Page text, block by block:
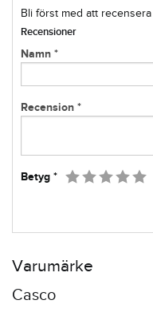
Bli först med att
Recensioner
Namn *
Recension *
Betyg * 4
3
2
1
Varumärke
Casco